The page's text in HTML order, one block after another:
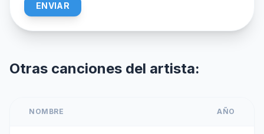
ENVIAR
Otras canciones del artista:
NOMBRE AÑO